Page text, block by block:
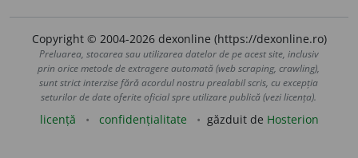
Copyright © 2004-2026 dexonline (https://dexonline.ro)
Preluarea, stocarea sau utilizarea datelor de pe acest site, inclusiv
prin orice metode de extragere automată (web scraping, crawling),
sunt strict interzise fără acordul nostru prealabil scris, cu excepția
seturilor de date oferite oficial spre utilizare publică (vezi licența).
licență confidențialitate găzduit de Hosterion